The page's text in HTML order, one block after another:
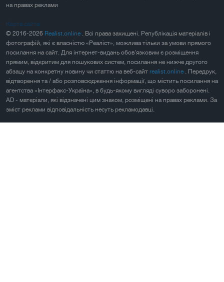
на правах реклами
Карта сайта
© 2016-2026 Realist.online . Всі права захищені. Републікація матеріалів і
фотографій, які є власністю «Реаліст», можлива тільки за умови прямого
посилання на сайт. Для інтернет-видань обов'язковим є розміщення
прямим, відкритим для пошукових систем, посилання не нижче другого
абзацу на конкретну новину чи статтю на веб-сайт realist.online . Передрук,
відтворення та / або розповсюдження інформації, що містить посилання на
агентства «Інтерфакс-Україна», в будь-якому вигляді суворо заборонені.
AD - матеріали, які відзначені цим знаком, розміщені на правах реклами. За
зміст реклами відповідальність несуть рекламодавці.